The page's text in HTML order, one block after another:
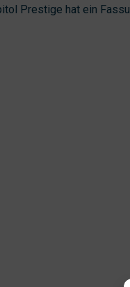
Prestige hat ein